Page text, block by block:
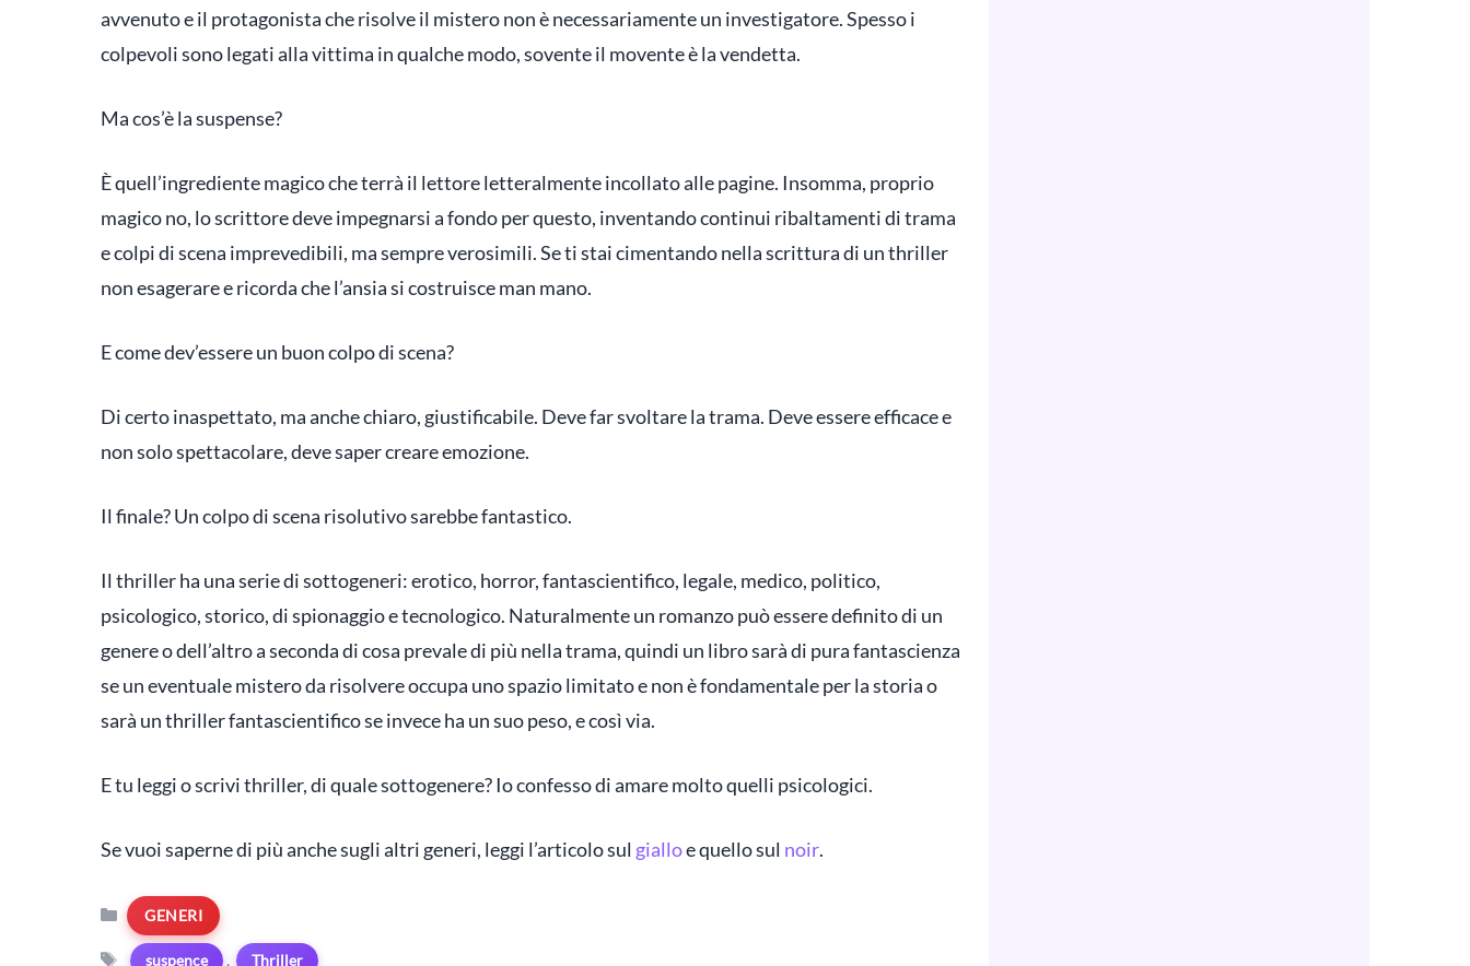
avvenuto e il protagonista che risolve il mistero non è necessariamente un investigatore. Spesso i
colpevoli sono legati alla vittima in qualche modo, sovente il movente è la vendetta.
Ma cos’è la suspense?
È quell’ingrediente magico che terrà il lettore letteralmente incollato alle pagine. Insomma, proprio
magico no, lo scrittore deve impegnarsi a fondo per questo, inventando continui ribaltamenti di trama
e colpi di scena imprevedibili, ma sempre verosimili. Se ti stai cimentando nella scrittura di un thriller
non esagerare e ricorda che l’ansia si costruisce man mano.
E come dev’essere un buon colpo di scena?
Di certo inaspettato, ma anche chiaro, giustificabile. Deve far svoltare la trama. Deve essere efficace e
non solo spettacolare, deve saper creare emozione.
Il finale? Un colpo di scena risolutivo sarebbe fantastico.
Il thriller ha una serie di sottogeneri: erotico, horror, fantascientifico, legale, medico, politico,
psicologico, storico, di spionaggio e tecnologico. Naturalmente un romanzo può essere definito di un
genere o dell’altro a seconda di cosa prevale di più nella trama, quindi un libro sarà di pura fantascienza
se un eventuale mistero da risolvere occupa uno spazio limitato e non è fondamentale per la storia o
sarà un thriller fantascientifico se invece ha un suo peso, e così via.
E tu leggi o scrivi thriller, di quale sottogenere? Io confesso di amare molto quelli psicologici.
Se vuoi saperne di più anche sugli altri generi, leggi l’articolo sul gialloe quello sul noir.
Categorie
GENERI
Tagsuspence , Thriller